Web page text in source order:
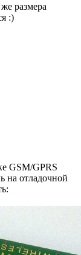
размера
:)
GSM/GPRS
на отладочной